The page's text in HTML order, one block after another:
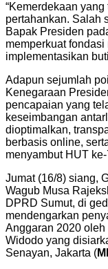
“Kemerdekaan
pertahankan. Salah
Bapak Presiden
memperkuat
implementasikan
Adapun sejumlah
Kenegaraan
pencapaian yang
keseimbangan
dioptimalkan,
berbasis online,
menyambut HUT
Jumat (16/8) siang,
Wagub Musa
DPRD Sumut, di
mendengarkan
Anggaran 2020
Widodo yang
Senayan, Jakarta (